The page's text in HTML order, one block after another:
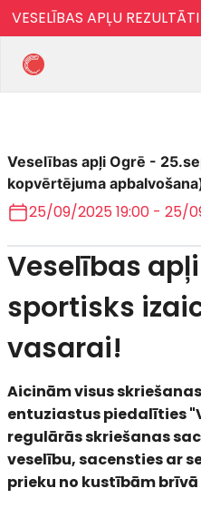
VESELĪBAS APĻU
Veselības apļi Ogrē -
kopvērtējuma
25/09/2025 19:00 - 25/
Veselības
sportisks
vasarai!
Aicinām visus
entuziastus piedalīties
regulārās skriešanas
veselību, sacensties ar
prieku no kustībām